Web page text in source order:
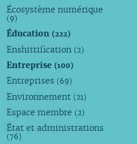
Écosystème numérique
(9)
Éducation(222)
Enshittification (2)
Entreprise(100)
Entreprises (69)
Environnement (21)
Espace membre (2)
État et administrations
(76)